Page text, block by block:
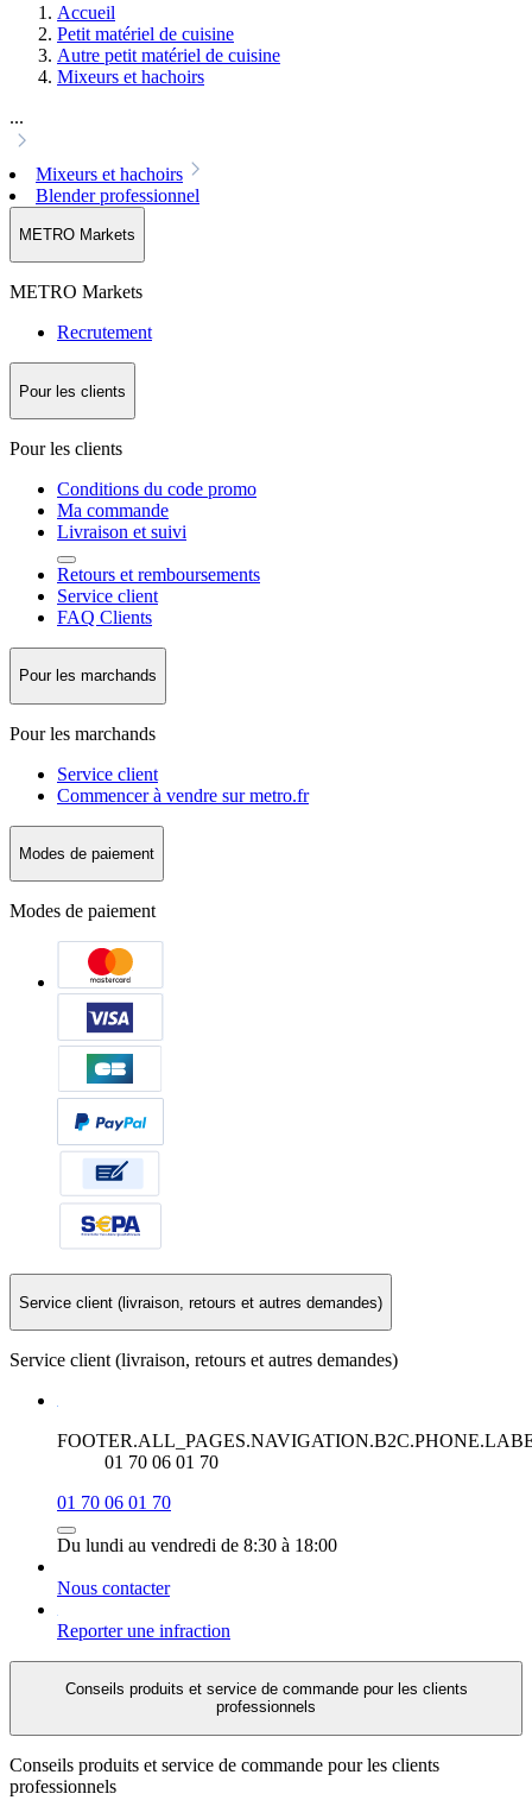
Accueil
Petit matériel de cuisine
Autre petit matériel de cuisine
Mixeurs et hachoirs
...
Mixeurs et hachoirs
Blender professionnel
METRO Markets
METRO Markets
Recrutement
Pour les clients
Pour les clients
Conditions du code promo
Ma commande
Livraison et suivi
Retours et remboursements
Service client
FAQ Clients
Pour les marchands
Pour les marchands
Service client
Commencer à vendre sur metro.fr
Modes de paiement
Modes de paiement
Service client (livraison, retours et autres demandes)
Service client (livraison, retours et autres demandes)
01 70 06 01 70
01 70 06 01 70
Du lundi au vendredi de 8:30 à 18:00
Nous contacter
Reporter une infraction
Conseils produits et service de commande pour les clients
professionnels
Conseils produits et service de commande pour les clients
professionnels